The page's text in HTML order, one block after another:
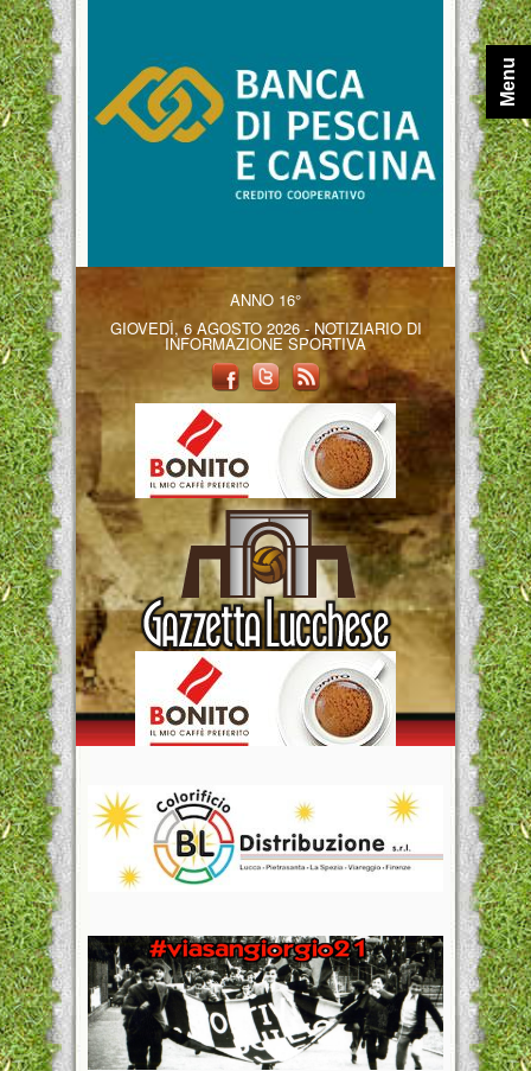
ANNO 16°
GIOVEDÌ, 6 AGOSTO 2026 - NOTIZIARIO DI
INFORMAZIONE SPORTIVA
Menu